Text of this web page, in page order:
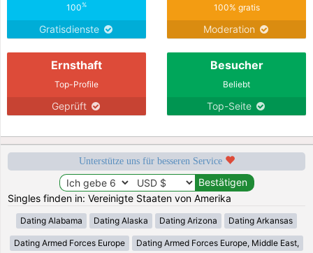
100%
Gratisdienste
100% gratis
Moderation
Ernsthaft
Top-Profile
Geprüft
Besucher
Beliebt
Top-Seite
Unterstütze uns für besseren Service
Singles finden in: Vereinigte Staaten von Amerika
Dating Alabama Dating Alaska Dating Arizona Dating Arkansas
Dating Armed Forces Europe Dating Armed Forces Europe, Middle East,